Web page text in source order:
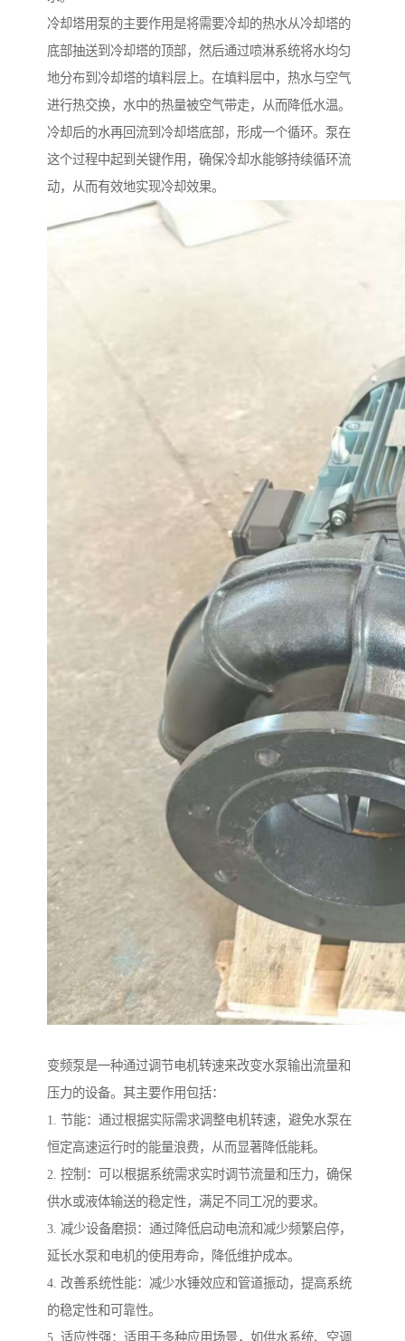
冷却塔用泵的主要作用是将需要冷却的热水从冷却塔的
底部抽送到冷却塔的顶部，然后通过喷淋系统将水均匀
地分布到冷却塔的填料层上。在填料层中，热水与空气
进行热交换，水中的热量被空气带走，从而降低水温。
冷却后的水再回流到冷却塔底部，形成一个循环。泵在
这个过程中起到关键作用，确保冷却水能够持续循环流
动，从而有效地实现冷却效果。
变频泵是一种通过调节电机转速来改变水泵输出流量和
压力的设备。其主要作用包括：
1. 节能：通过根据实际需求调整电机转速，避免水泵在
恒定高速运行时的能量浪费，从而显著降低能耗。
2. 控制：可以根据系统需求实时调节流量和压力，确保
供水或液体输送的稳定性，满足不同工况的要求。
3. 减少设备磨损：通过降低启动电流和减少频繁启停，
延长水泵和电机的使用寿命，降低维护成本。
4. 改善系统性能：减少水锤效应和管道振动，提高系统
的稳定性和可靠性。
5. 适应性强：适用于多种应用场景，如供水系统、空调